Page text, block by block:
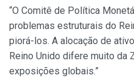
“O Comitê de Política
problemas estruturais do
piorá-los. A alocação de
Reino Unido difere muito da
exposições globais.”